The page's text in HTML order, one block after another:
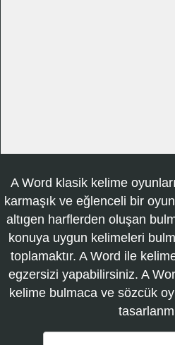
A Word klasik kelime
karmaşık ve eğlenceli bir
altıgen harflerden oluşan
konuya uygun kelimeleri
toplamaktır. A Word ile
egzersizi yapabilirsiniz. A
kelime bulmaca ve sözcük